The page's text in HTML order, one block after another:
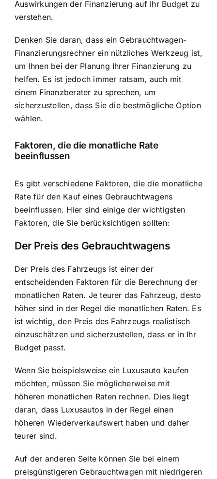
Auswirkungen der Finanzierung auf Ihr Budget zu
verstehen.
Denken Sie daran, dass ein Gebrauchtwagen-
Finanzierungsrechner ein nützliches Werkzeug ist,
um Ihnen bei der Planung Ihrer Finanzierung zu
helfen. Es ist jedoch immer ratsam, auch mit
einem Finanzberater zu sprechen, um
sicherzustellen, dass Sie die bestmögliche Option
wählen.
Faktoren, die die monatliche Rate
beeinflussen
Es gibt verschiedene Faktoren, die die monatliche
Rate für den Kauf eines Gebrauchtwagens
beeinflussen. Hier sind einige der wichtigsten
Faktoren, die Sie berücksichtigen sollten:
Der Preis des Gebrauchtwagens
Der Preis des Fahrzeugs ist einer der
entscheidenden Faktoren für die Berechnung der
monatlichen Raten. Je teurer das Fahrzeug, desto
höher sind in der Regel die monatlichen Raten. Es
ist wichtig, den Preis des Fahrzeugs realistisch
einzuschätzen und sicherzustellen, dass er in Ihr
Budget passt.
Wenn Sie beispielsweise ein Luxusauto kaufen
möchten, müssen Sie möglicherweise mit
höheren monatlichen Raten rechnen. Dies liegt
daran, dass Luxusautos in der Regel einen
höheren Wiederverkaufswert haben und daher
teurer sind.
Auf der anderen Seite können Sie bei einem
preisgünstigeren Gebrauchtwagen mit niedrigeren